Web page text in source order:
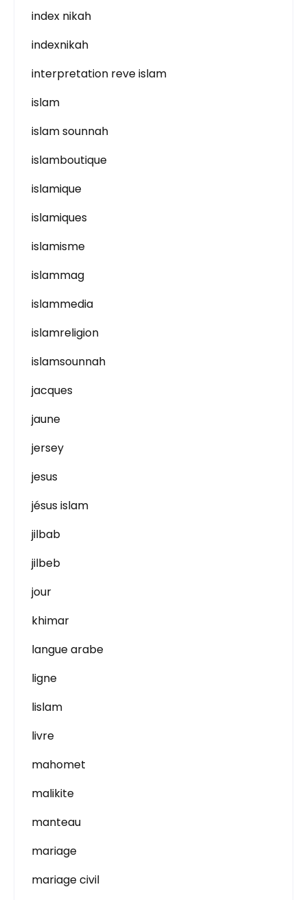
index nikah
indexnikah
interpretation reve islam
islam
islam sounnah
islamboutique
islamique
islamiques
islamisme
islammag
islammedia
islamreligion
islamsounnah
jacques
jaune
jersey
jesus
jésus islam
jilbab
jilbeb
jour
khimar
langue arabe
ligne
lislam
livre
mahomet
malikite
manteau
mariage
mariage civil